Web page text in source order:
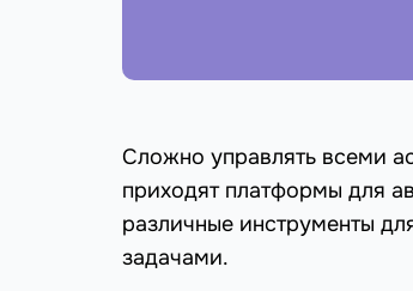
Сложно управлять всеми
приходят платформы для
различные инструменты
задачами.